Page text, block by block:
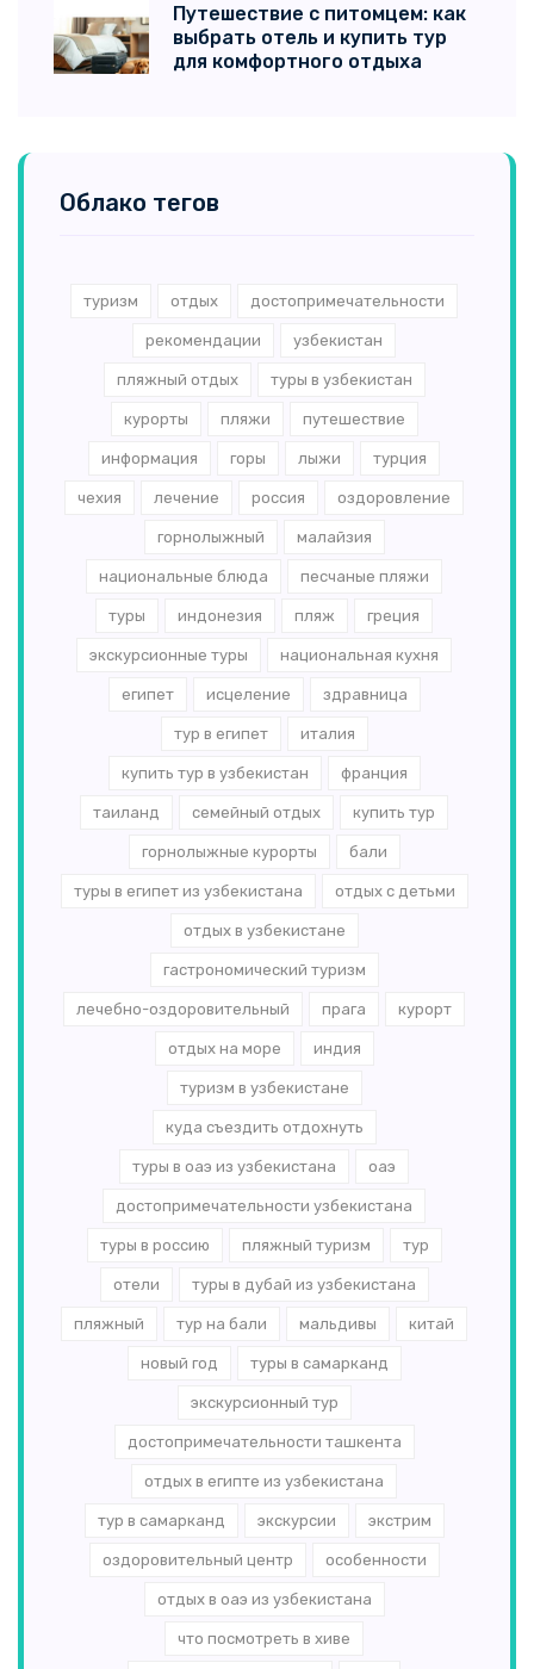
Путешествие с питомцем: как
выбрать отель и купить тур
для комфортного отдыха
Облако тегов
туризм отдых достопримечательности
рекомендации узбекистан
пляжный отдых туры в узбекистан
курорты пляжи путешествие
информация горы лыжи турция
чехия лечение россия оздоровление
горнолыжный малайзия
национальные блюда песчаные пляжи
туры индонезия пляж греция
экскурсионные туры национальная кухня
египет исцеление здравница
тур в египет италия
купить тур в узбекистан франция
таиланд семейный отдых купить тур
горнолыжные курорты бали
туры в египет из узбекистана отдых с детьми
отдых в узбекистане
гастрономический туризм
лечебно-оздоровительный прага курорт
отдых на море индия
туризм в узбекистане
куда съездить отдохнуть
туры в оаэ из узбекистана оаэ
достопримечательности узбекистана
туры в россию пляжный туризм тур
отели туры в дубай из узбекистана
пляжный тур на бали мальдивы китай
новый год туры в самарканд
экскурсионный тур
достопримечательности ташкента
отдых в египте из узбекистана
тур в самарканд экскурсии экстрим
оздоровительный центр особенности
отдых в оаэ из узбекистана
что посмотреть в хиве